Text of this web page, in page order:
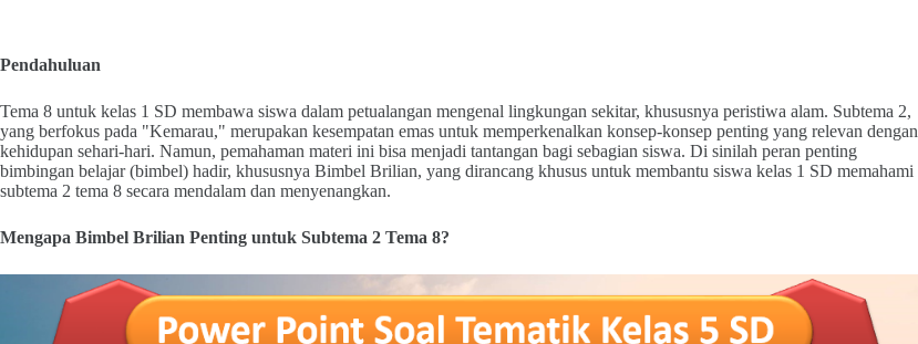
Pendahuluan
Tema 8 untuk kelas 1 SD membawa siswa dalam petualangan mengenal lingkungan sekitar, khususnya peristiwa alam. Subtema 2,
yang berfokus pada "Kemarau," merupakan kesempatan emas untuk memperkenalkan konsep-konsep penting yang relevan dengan
kehidupan sehari-hari. Namun, pemahaman materi ini bisa menjadi tantangan bagi sebagian siswa. Di sinilah peran penting
bimbingan belajar (bimbel) hadir, khususnya Bimbel Brilian, yang dirancang khusus untuk membantu siswa kelas 1 SD memahami
subtema 2 tema 8 secara mendalam dan menyenangkan.
Mengapa Bimbel Brilian Penting untuk Subtema 2 Tema 8?